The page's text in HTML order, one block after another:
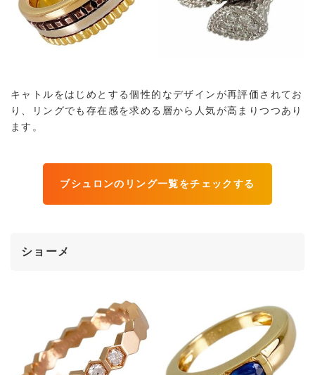
キャトルをはじめとする個性的なデザインが再評価されてお
り、リングでも存在感を求める層から人気が高まりつつあり
ます。
ブシュロンのリング一覧をチェックする
ショーメ